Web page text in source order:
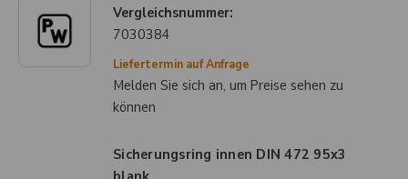
Vergleichsnummer:
7030384
Liefertermin auf Anfrage
Melden Sie sich an, um Preise sehen zu
können
Sicherungsring innen DIN 472 95x3